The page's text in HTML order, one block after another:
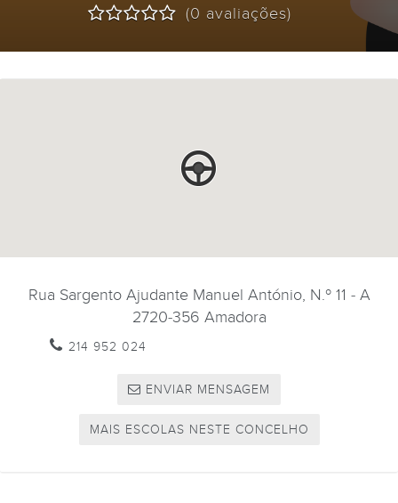
(0 avaliações)
Rua Sargento Ajudante Manuel António, N.º 11 - A
2720-356 Amadora
214 952 024
ENVIAR MENSAGEM
MAIS ESCOLAS NESTE CONCELHO